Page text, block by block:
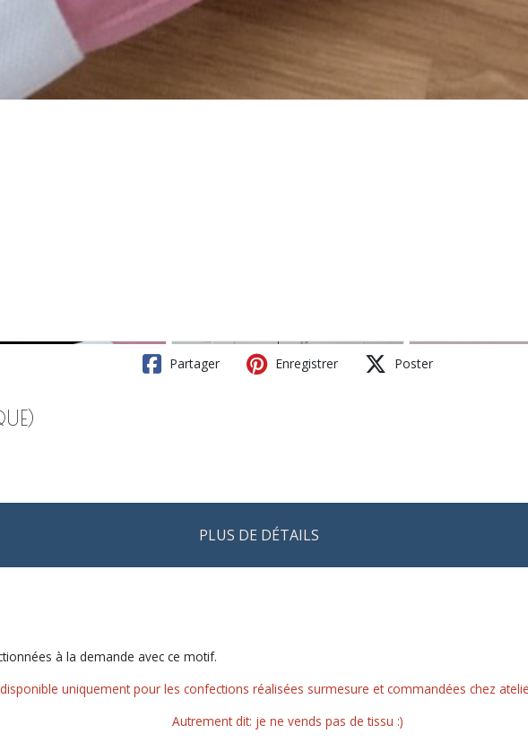
Partager Enregistrer Poster
PLUS DE DÉTAILS
à la demande avec ce motif.
uniquement pour les confections réalisées surmesure et commandées chez
Autrement dit: je ne vends pas de tissu :)